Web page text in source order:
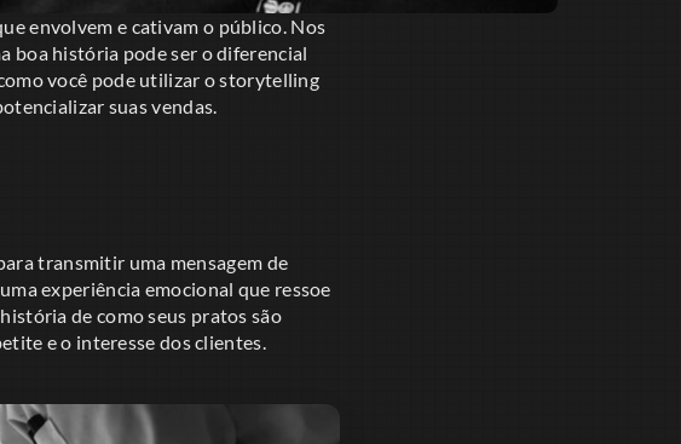
envolvem e cativam o público. Nos
boa história pode ser o diferencial
você pode utilizar o storytelling
suas vendas.
transmitir uma mensagem de
experiência emocional que ressoe
de como seus pratos são
e o interesse dos clientes.